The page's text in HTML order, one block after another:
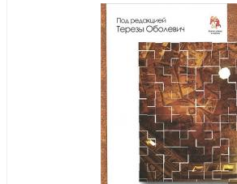
Всенощное бдение в духе древних
хора. Сборник нот для исполнения